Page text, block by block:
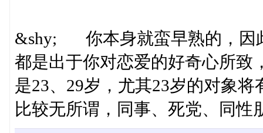
&shy; 你本身就蛮早熟的，因
都是出于你对恋爱的好奇心所致
是23、29岁，尤其23岁的对象
比较无所谓，同事、死党、同性